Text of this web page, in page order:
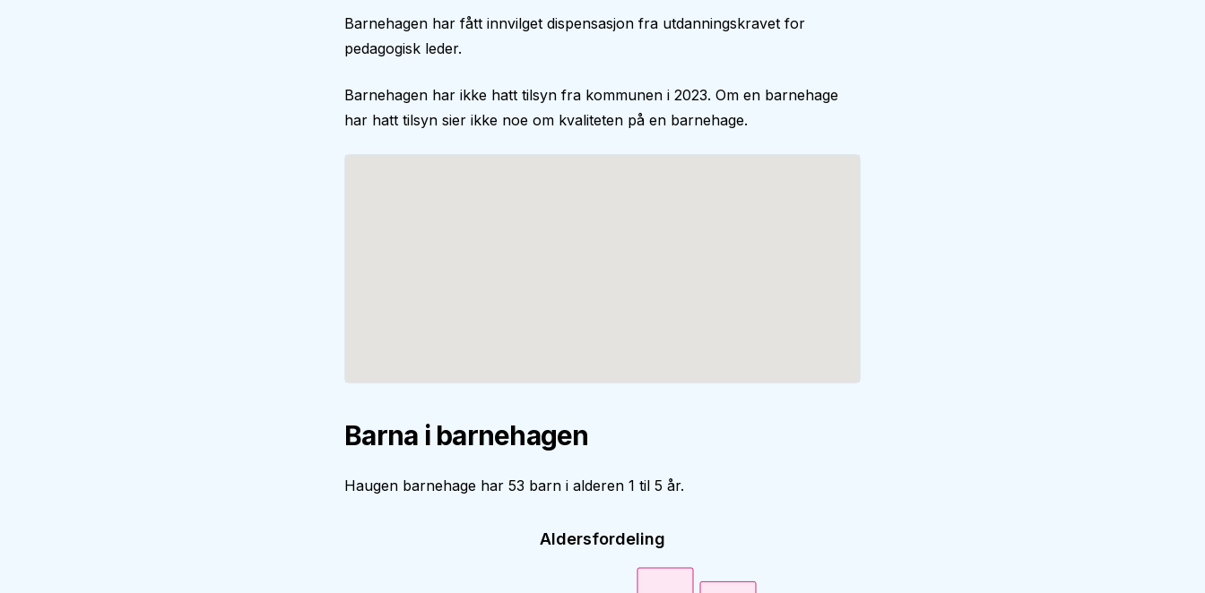
Barnehagen har fått innvilget dispensasjon fra utdanningskravet for
pedagogisk leder.
Barnehagen har ikke hatt tilsyn fra kommunen i 2023. Om en barnehage
har hatt tilsyn sier ikke noe om kvaliteten på en barnehage.
Barna i barnehagen
Haugen barnehage har 53 barn i alderen 1 til 5 år.
Aldersfordeling